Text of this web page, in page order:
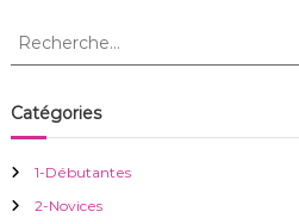
a
r
t
R
h
e
c
h
Catégories
1-Débutantes
2-Novices